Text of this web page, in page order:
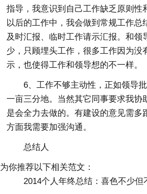
指导，我意识到自己工作缺乏原则性
以后的工作中，我会做到常规工作总
及时汇报、临时工作请示汇报。和领
少，只顾埋头工作，很多工作因为没
示，也使得工作和领导想的不一样。
6、工作不够主动性，正如领导
一亩三分地。当然其它同事要求我协
是会全力去做的。有建设的意见需多
方面我需要加强沟通。
总结人
为你推荐以下相关范文：
2014个人年终总结：喜色不少但